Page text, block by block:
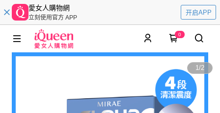
愛女人購物網
立刻使用官方 APP
开启APP
0
1/2